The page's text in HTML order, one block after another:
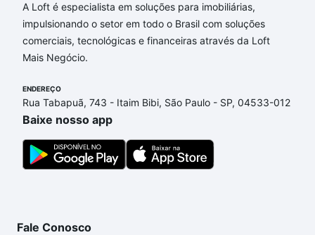
Aqui na Loft temos a oferta ideal para você, com
Apartamentos com 1 suite à venda em Jardim
Bertanha, Sorocaba, SP que custam a partir de R$ 0
e com nossas opções de financiamento imobiliário
Se ainda tem alguma dúvida dos custos envolvidos
no processo de compra, veja em nosso portal
quanto custa comprar um apartamento
a gente para comprar o imóvel dos seus sonhos
com segurança e conforto. Loft, com você até as
A Loft é especialista em soluções para imobiliárias,
impulsionando o setor em todo o Brasil com soluções
comerciais, tecnológicas e financeiras através da Loft
Mais Negócio.
ENDEREÇO
Rua Tabapuã, 743 - Itaim Bibi, São Paulo - SP, 04533-012
Baixe nosso app
Fale Conosco